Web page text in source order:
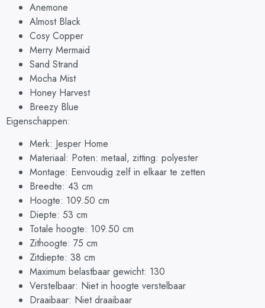
Anemone
Almost Black
Cosy Copper
Merry Mermaid
Sand Strand
Mocha Mist
Honey Harvest
Breezy Blue
Eigenschappen:
Merk: Jesper Home
Materiaal: Poten: metaal, zitting: polyester
Montage: Eenvoudig zelf in elkaar te zetten
Breedte: 43 cm
Hoogte: 109.50 cm
Diepte: 53 cm
Totale hoogte: 109.50 cm
Zithoogte: 75 cm
Zitdiepte: 38 cm
Maximum belastbaar gewicht: 130
Verstelbaar: Niet in hoogte verstelbaar
Draaibaar: Niet draaibaar